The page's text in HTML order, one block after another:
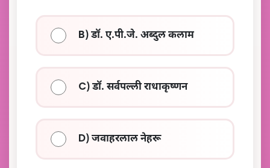
B) डॉ. ए.पी.जे. अब्दुल कलाम
C) डॉ. सर्वपल्ली राधाकृष्णन
D) जवाहरलाल नेहरू